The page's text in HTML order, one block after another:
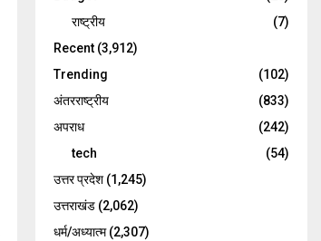
राष्ट्रीय
(7)
Recent (3,912)
Trending
(102)
अंतरराष्ट्रीय
(833)
अपराध
(242)
tech
(54)
उत्तर प्रदेश(1,245)
उत्तराखंड (2,062)
धर्म/अध्यात्म(2,307)